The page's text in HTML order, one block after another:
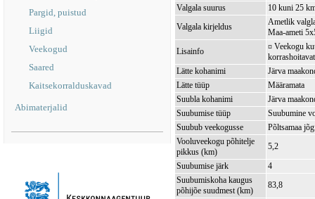
Pargid, puistud
Liigid
Veekogud
Saared
Kaitsekorralduskavad
Abimaterjalid
Valgala suurus
10 kuni 25
Valgala kirjeldus
Ametlik
Maa-ameti
Lisainfo
¤ Veekogu
Lätte kohanimi
Järva
Lätte tüüp
Määramata
Suubla kohanimi
Järva
Suubumise tüüp
Suubumine
Suubub veekogusse
Põltsamaa
Vooluveekogu põhitelje
pikkus (km)
5,2
Suubumise järk
4
Suubumiskoha kaugus
põhijõe suudmest (km)
83,8